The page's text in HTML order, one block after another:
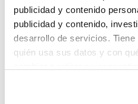
publicidad y contenido
publicidad y contenido,
desarrollo de servicios.
quién usa sus datos y con
te hemos traido
Pero puedes encontrar el
buscando en alguno de